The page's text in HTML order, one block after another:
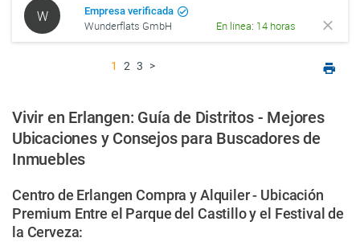
W Empresa verificada
Wunderflats GmbH En línea: 14 horas
1 2 3 >
Vivir en Erlangen: Guía de Distritos - Mejores
Ubicaciones y Consejos para Buscadores de
Inmuebles
Centro de Erlangen Compra y Alquiler - Ubicación
Premium Entre el Parque del Castillo y el Festival de
la Cerveza: